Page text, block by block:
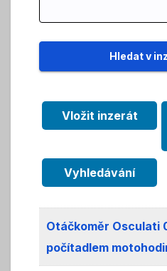
Vložit inzerát
Vyhledávání
Otáčkoměr Osculati
počítadlem